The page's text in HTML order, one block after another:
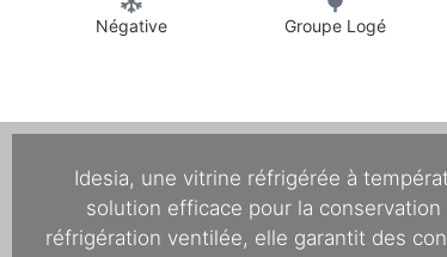
Négative Groupe Logé
Idesia, une vitrine réfrigérée à
solution efficace pour la
réfrigération ventilée, elle garantit des